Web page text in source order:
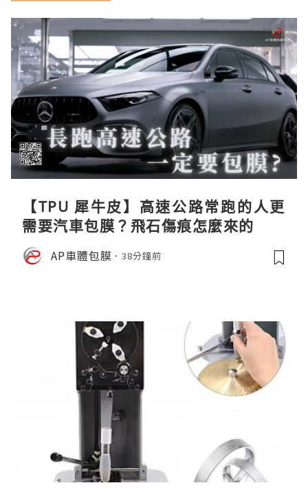
【TPU 犀牛皮】高速公路常跑的人更
需要汽車包膜？飛石傷痕怎麼來的
AP車體包膜 38分鐘前